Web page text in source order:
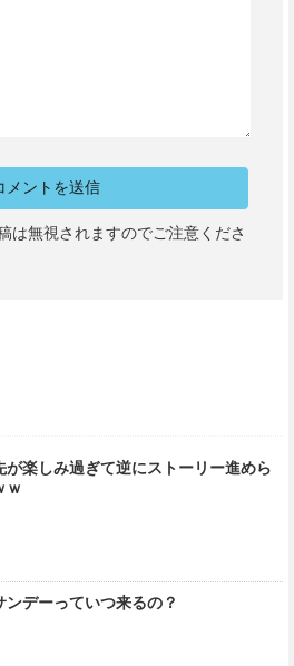
は無視されますのでご注意くださ
が楽しみ過ぎて逆にストーリー進めら
ｗ
ンデーっていつ来るの？